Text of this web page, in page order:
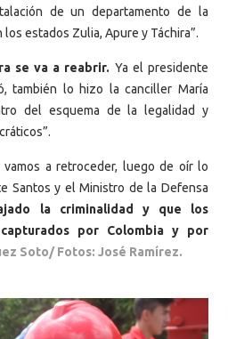
de un departamento de la
estados Zulia, Apure y Táchira”.
se va a reabrir. Ya el presidente
también lo hizo la canciller María
del esquema de la legalidad y
a retroceder, luego de oír lo
Santos y el Ministro de la Defensa
la criminalidad y que los
por Colombia y por
Soto/ Fotos: José Ramírez.